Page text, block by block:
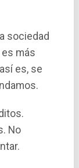
sociedad
más
es, se
No